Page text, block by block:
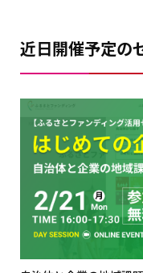
近日開催予定の